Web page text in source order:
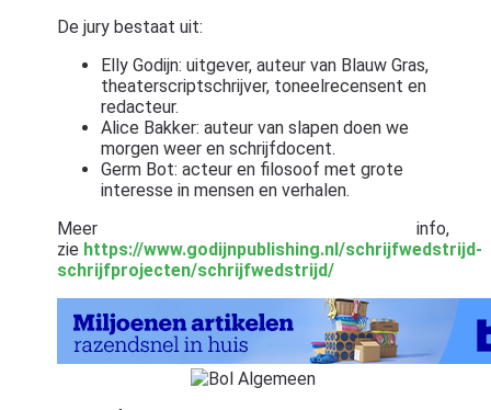
De jury bestaat uit:
Elly Godijn: uitgever, auteur van Blauw Gras,
theaterscriptschrijver, toneelrecensent en
redacteur.
Alice Bakker: auteur van slapen doen we
morgen weer en schrijfdocent.
Germ Bot: acteur en filosoof met grote
interesse in mensen en verhalen.
Meer info,
zie https://www.godijnpublishing.nl/schrijfwedstrijd-
schrijfprojecten/schrijfwedstrijd/